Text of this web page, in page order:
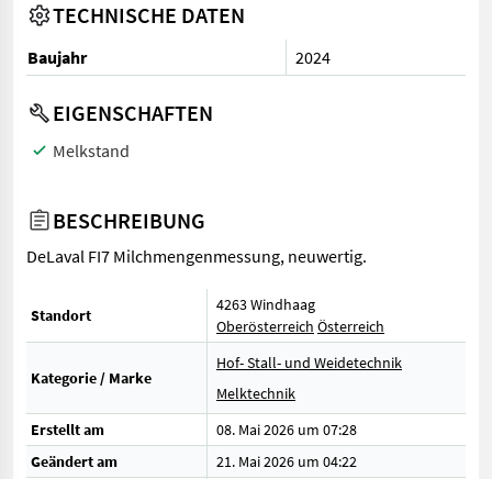
TECHNISCHE DATEN
Baujahr 2024
EIGENSCHAFTEN
Melkstand
BESCHREIBUNG
DeLaval FI7 Milchmengenmessung, neuwertig.
Standort
4263 Windhaag
Oberösterreich Österreich
Kategorie / Marke
Hof- Stall- und Weidetechnik
Melktechnik
Erstellt am
08. Mai 2026 um 07:28
Geändert am
21. Mai 2026 um 04:22